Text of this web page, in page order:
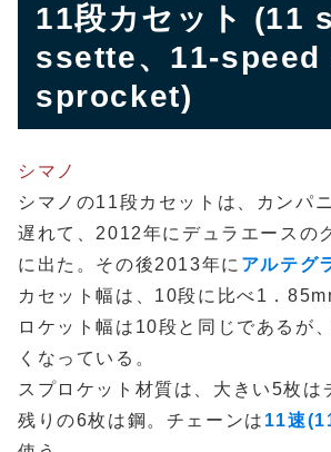
11段カセット (11
ssette、11-
sprocket)
シマノ
シマノの11段カセットは、カンパ
遅れて、2012年にデュラエースの
に出た。その後2013年に アルテグ
カセット幅は、10段に比べ1．
ロケット幅は10段と同じであるが
くなっている。
スプロケット材質は、大きい5枚は
残りの6枚は鋼。チェーンは 11速